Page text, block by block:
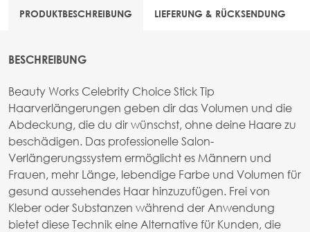
PRODUKTBESCHREIBUNG LIEFERUNG & RÜCKSENDUNG
BESCHREIBUNG
Beauty Works Celebrity Choice Stick Tip
Haarverlängerungen geben dir das Volumen und die
Abdeckung, die du dir wünschst, ohne deine Haare zu
beschädigen. Das professionelle Salon-
Verlängerungssystem ermöglicht es Männern und
Frauen, mehr Länge, lebendige Farbe und Volumen für
gesund aussehendes Haar hinzuzufügen. Frei von
Kleber oder Substanzen während der Anwendung
bietet diese Technik eine Alternative für Kunden, die